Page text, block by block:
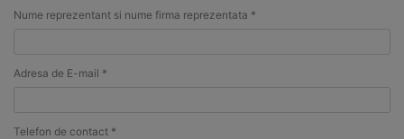
Nume reprezentant si nume firma reprezentata *
Adresa de E-mail *
Telefon de contact *